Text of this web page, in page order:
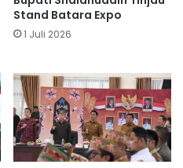
Stand Batara Expo
1 Juli 2026